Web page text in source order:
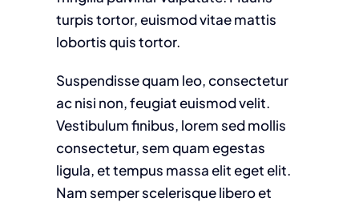
turpis tortor, euismod vitae mattis
lobortis quis tortor.
Suspendisse quam leo, consectetur
ac nisi non, feugiat euismod velit.
Vestibulum finibus, lorem sed mollis
consectetur, sem quam egestas
ligula, et tempus massa elit eget elit.
Nam semper scelerisque libero et